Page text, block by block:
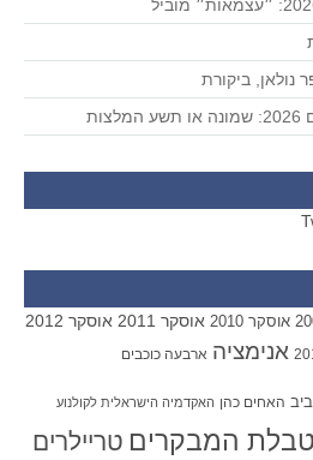
נולאן, ביקורת
אוסקר 2010 אוסקר 2011 אוסקר 2012
אנימציה ארבעה כוכבים
האחים כהן האקדמיה הישראלית לקולנוע
טבלת המבקרים טריילרים